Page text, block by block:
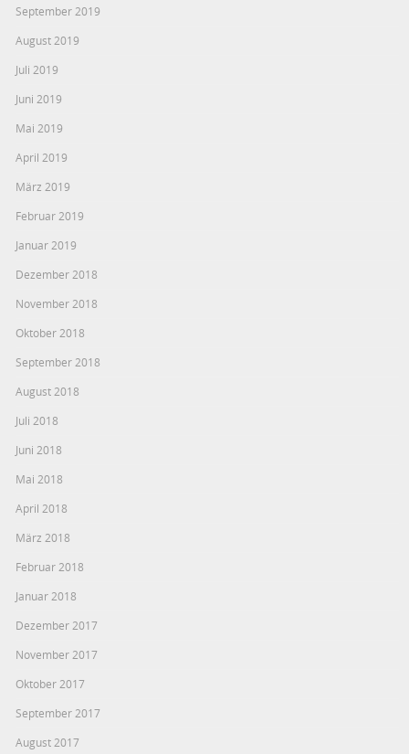
September 2019
August 2019
Juli 2019
Juni 2019
Mai 2019
April 2019
März 2019
Februar 2019
Januar 2019
Dezember 2018
November 2018
Oktober 2018
September 2018
August 2018
Juli 2018
Juni 2018
Mai 2018
April 2018
März 2018
Februar 2018
Januar 2018
Dezember 2017
November 2017
Oktober 2017
September 2017
August 2017